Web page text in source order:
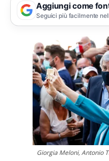
Aggiungi come
Seguici più facilmente
Giorgia Meloni, Antonio